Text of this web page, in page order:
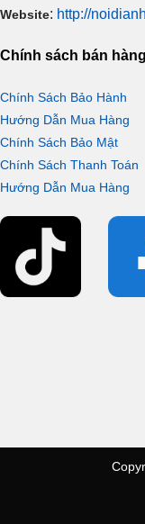
Website: http://
Chính sách bán hàng
Chính Sách Bảo Hành
Hướng Dẫn Mua Hàng
Chính Sách Bảo Mật
Chính Sách Thanh Toán
Hướng Dẫn Mua Hàng